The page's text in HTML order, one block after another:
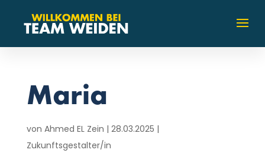
Maria
von Ahmed EL Zein | 28.03.2025 |
Zukunftsgestalter/in